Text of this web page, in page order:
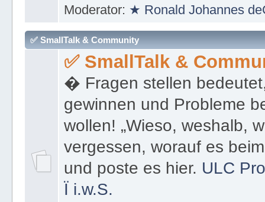
kannst.
Moderator:★ Ronald Johannes
✅ SmallTalk & Community
✅ SmallTalk &
� Fragen stellen
gewinnen und Probleme
wollen! „Wieso, weshalb,
vergessen, worauf es
und poste es hier.